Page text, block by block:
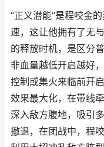
“正义潜能”是程咬金
速，这让他拥有了无
的释放时机，是区分
非血量越低开启越好
控制或集火来临前开
效果最大化，在带线
深入敌方腹地，吸引
撤退，在团战中，程